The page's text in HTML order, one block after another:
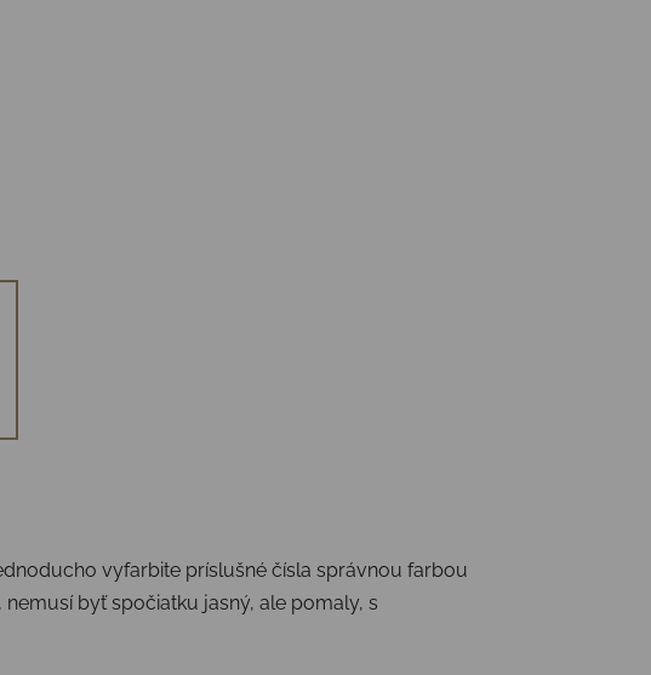
vyfarbite príslušné čísla správnou farbou
byť spočiatku jasný, ale pomaly, s